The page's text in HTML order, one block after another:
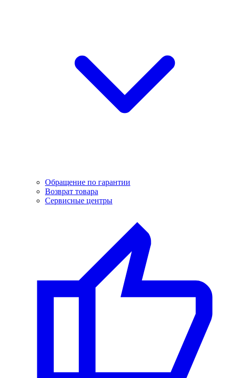
Обращение по гарантии
Возврат товара
Сервисные центры